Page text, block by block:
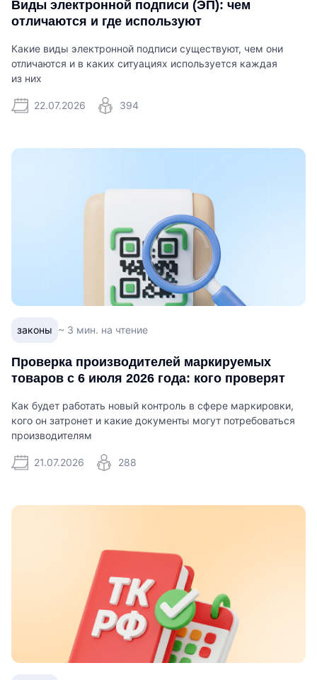
Виды электронной подписи (ЭП): чем
отличаются и где используют
Какие виды электронной подписи существуют, чем они
отличаются и в каких ситуациях используется каждая
из них
22.07.2026 394
законы ~ 3 мин. на чтение
Проверка производителей маркируемых
товаров с 6 июля 2026 года: кого проверят
Как будет работать новый контроль в сфере маркировки,
кого он затронет и какие документы могут потребоваться
производителям
21.07.2026 288